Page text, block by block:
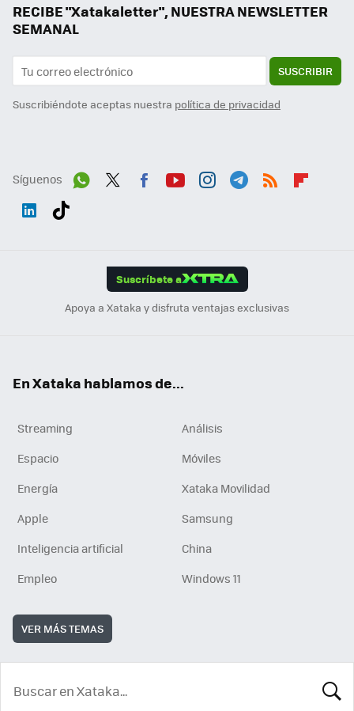
RECIBE "Xatakaletter", NUESTRA NEWSLETTER
SEMANAL
SUSCRIBIR
Suscribiéndote aceptas nuestra política de privacidad
Síguenos
Suscríbete a
Apoya a Xataka y disfruta ventajas exclusivas
En Xataka hablamos de...
Streaming
Análisis
Espacio
Móviles
Energía
Xataka Movilidad
Apple
Samsung
Inteligencia artificial
China
Empleo
Windows 11
VER MÁS TEMAS